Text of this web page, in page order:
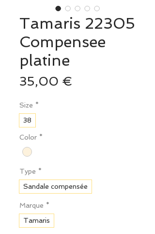
Tamaris 22305
Compensee
platine
35,00 €
Size *
38
Color *
Type *
Sandale compensée
Marque *
Tamaris